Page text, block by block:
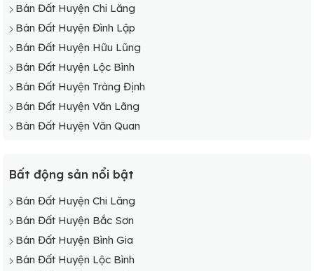
Bán Đất Huyện Chi Lăng
Bán Đất Huyện Đình Lập
Bán Đất Huyện Hữu Lũng
Bán Đất Huyện Lộc Bình
Bán Đất Huyện Tràng Định
Bán Đất Huyện Văn Lãng
Bán Đất Huyện Văn Quan
Bất động sản nổi bật
Bán Đất Huyện Chi Lăng
Bán Đất Huyện Bắc Sơn
Bán Đất Huyện Bình Gia
Bán Đất Huyện Lộc Bình